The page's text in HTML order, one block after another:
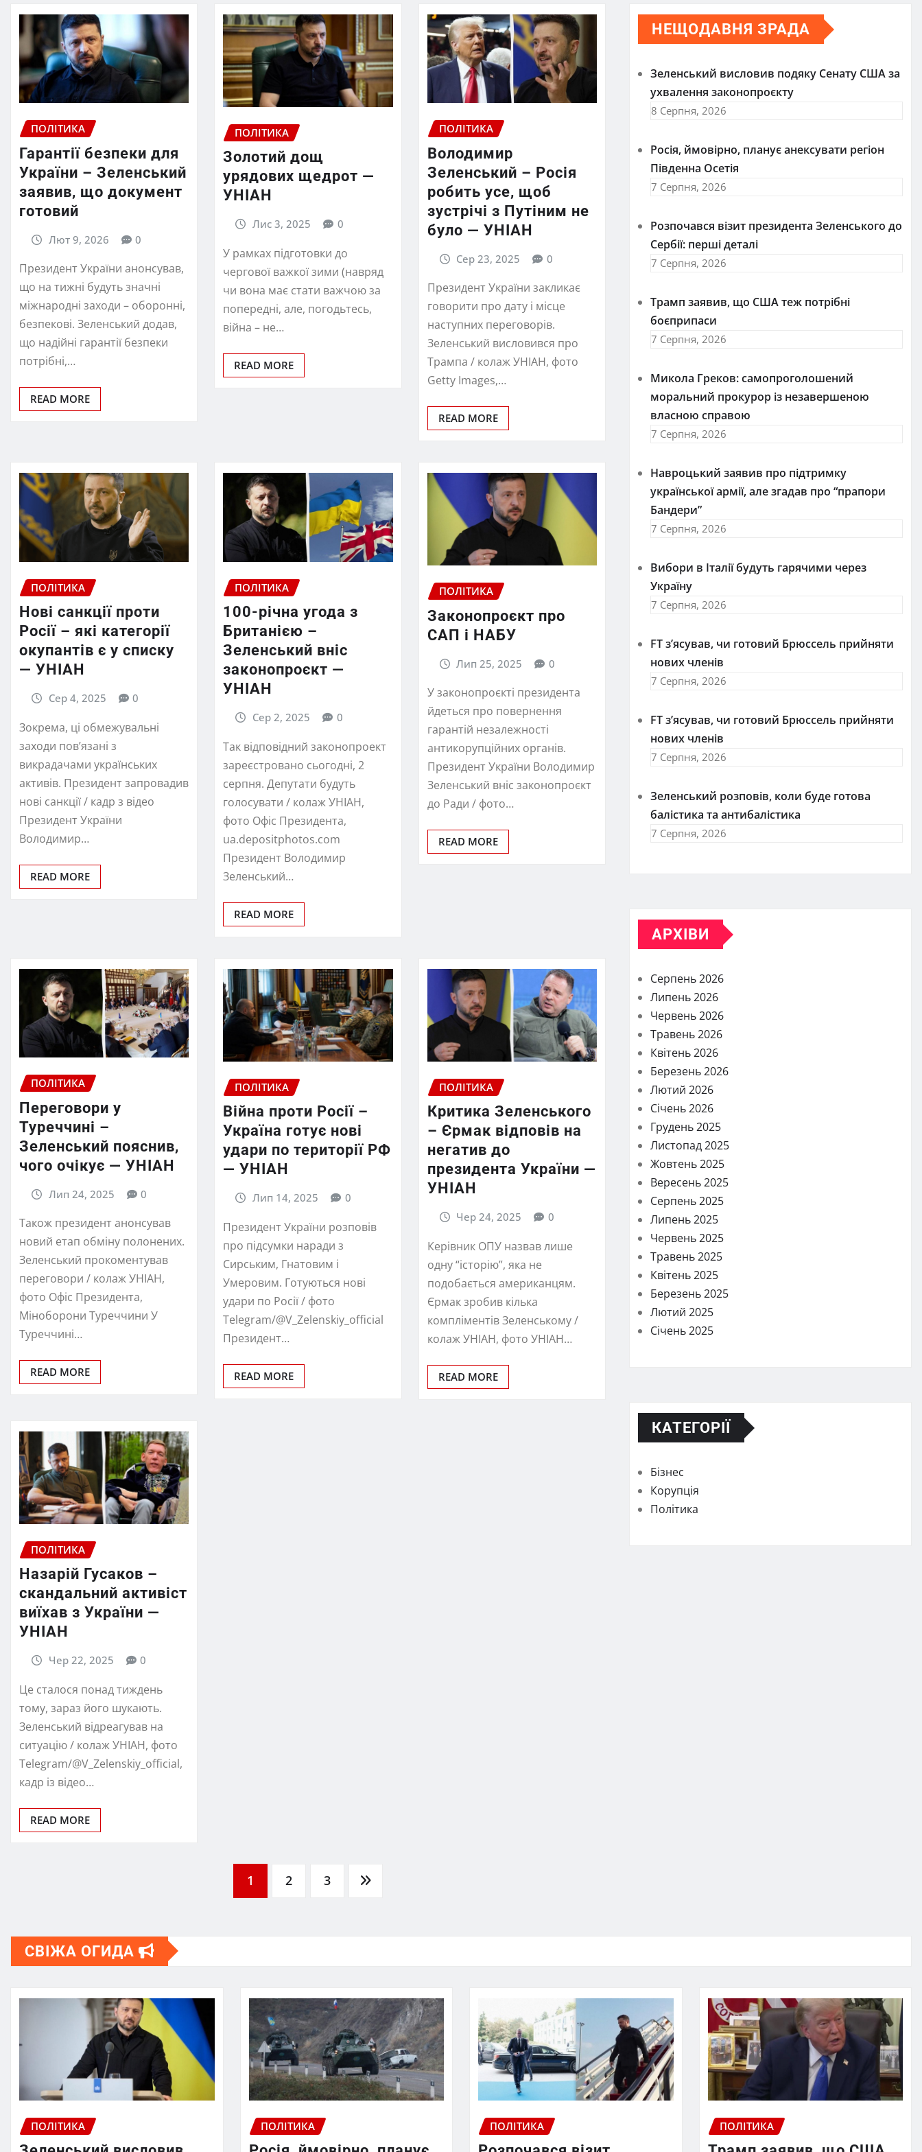
ПОЛІТИКА
Гарантії безпеки для
України – Зеленський
заявив, що документ
готовий
Лют 9, 2026 0
Президент України анонсував,
що на тижні будуть значні
міжнародні заходи – оборонні,
безпекові. Зеленський додав,
що надійні гарантії безпеки
потрібні,…
READ MORE
ПОЛІТИКА
Золотий дощ
урядових щедрот —
УНІАН
Лис 3, 2025 0
У рамках підготовки до
чергової важкої зими (навряд
чи вона має стати важчою за
попередні, але, погодьтесь,
війна – не…
READ MORE
ПОЛІТИКА
Володимир
Зеленський – Росія
робить усе, щоб
зустрічі з Путіним не
було — УНІАН
Сер 23, 2025 0
Президент України закликає
говорити про дату і місце
наступних переговорів.
Зеленський висловився про
Трампа / колаж УНІАН, фото
Getty Images,…
READ MORE
ПОЛІТИКА
Нові санкції проти
Росії – які категорії
окупантів є у списку
— УНІАН
Сер 4, 2025 0
Зокрема, ці обмежувальні
заходи пов’язані з
викрадачами українських
активів. Президент запровадив
нові санкції / кадр з відео
Президент України
Володимир…
READ MORE
ПОЛІТИКА
100-річна угода з
Британією –
Зеленський вніс
законопроєкт —
УНІАН
Сер 2, 2025 0
Так відповідний законопроект
зареєстровано сьогодні, 2
серпня. Депутати будуть
голосувати / колаж УНІАН,
фото Офіс Президента,
ua.depositphotos.com
Президент Володимир
Зеленський…
READ MORE
ПОЛІТИКА
Законопроєкт про
САП і НАБУ
Лип 25, 2025 0
У законопроєкті президента
йдеться про повернення
гарантій незалежності
антикорупційних органів.
Президент України Володимир
Зеленський вніс законопроєкт
до Ради / фото…
READ MORE
ПОЛІТИКА
Переговори у
Туреччині –
Зеленський пояснив,
чого очікує — УНІАН
Лип 24, 2025 0
Також президент анонсував
новий етап обміну полонених.
Зеленський прокоментував
переговори / колаж УНІАН,
фото Офіс Президента,
Міноборони Туреччини У
Туреччині…
READ MORE
ПОЛІТИКА
Війна проти Росії –
Україна готує нові
удари по території РФ
— УНІАН
Лип 14, 2025 0
Президент України розповів
про підсумки наради з
Сирським, Гнатовим і
Умеровим. Готуються нові
удари по Росії / фото
Telegram/@V_Zelenskiy_official
Президент…
READ MORE
ПОЛІТИКА
Критика Зеленського
– Єрмак відповів на
негатив до
президента України —
УНІАН
Чер 24, 2025 0
Керівник ОПУ назвав лише
одну “історію”, яка не
подобається американцям.
Єрмак зробив кілька
компліментів Зеленському /
колаж УНІАН, фото УНІАН…
READ MORE
ПОЛІТИКА
Назарій Гусаков –
скандальний активіст
виїхав з України —
УНІАН
Чер 22, 2025 0
Це сталося понад тиждень
тому, зараз його шукають.
Зеленський відреагував на
ситуацію / колаж УНІАН, фото
Telegram/@V_Zelenskiy_official,
кадр із відео…
READ MORE
1 2 3
НЕЩОДАВНЯ ЗРАДА
Зеленський висловив подяку Сенату США за
ухвалення законопроєкту
8 Серпня, 2026
Росія, ймовірно, планує анексувати регіон
Південна Осетія
7 Серпня, 2026
Розпочався візит президента Зеленського до
Сербії: перші деталі
7 Серпня, 2026
Трамп заявив, що США теж потрібні
боєприпаси
7 Серпня, 2026
Микола Греков: самопроголошений
моральний прокурор із незавершеною
власною справою
7 Серпня, 2026
Навроцький заявив про підтримку
української армії, але згадав про “прапори
Бандери”
7 Серпня, 2026
Вибори в Італії будуть гарячими через
Україну
7 Серпня, 2026
FT зʼясував, чи готовий Брюссель прийняти
нових членів
7 Серпня, 2026
FT зʼясував, чи готовий Брюссель прийняти
нових членів
7 Серпня, 2026
Зеленський розповів, коли буде готова
балістика та антибалістика
7 Серпня, 2026
АРХІВИ
Серпень 2026
Липень 2026
Червень 2026
Травень 2026
Квітень 2026
Березень 2026
Лютий 2026
Січень 2026
Грудень 2025
Листопад 2025
Жовтень 2025
Вересень 2025
Серпень 2025
Липень 2025
Червень 2025
Травень 2025
Квітень 2025
Березень 2025
Лютий 2025
Січень 2025
КАТЕГОРІЇ
Бізнес
Корупція
Політика
СВІЖА ОГИДА
ПОЛІТИКА ПОЛІТИКА ПОЛІТИКА ПОЛІТИКА